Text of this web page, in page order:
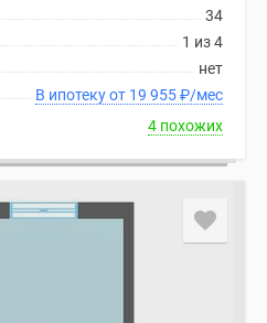
34
1 из 4
нет
В ипотеку от 19 955₽/мес
4 похожих